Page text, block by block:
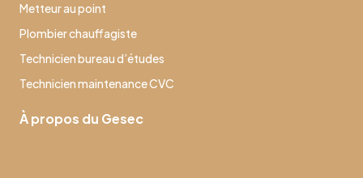
Metteur au point
Plombier chauffagiste
Technicien bureau d’études
Technicien maintenance CVC
À propos du Gesec